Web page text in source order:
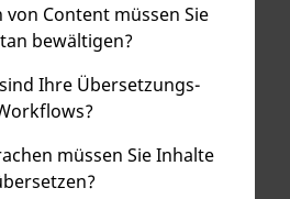
von Content müssen Sie
bewältigen?
Ihre Übersetzungs-
müssen Sie Inhalte